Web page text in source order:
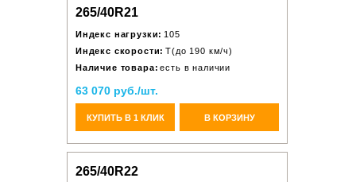
265/40R21
Индекс нагрузки: 105
Индекс скорости: T(до 190 км/ч)
Наличие товара: есть в наличии
63 070 руб./шт.
КУПИТЬ В 1 КЛИК В КОРЗИНУ
265/40R22